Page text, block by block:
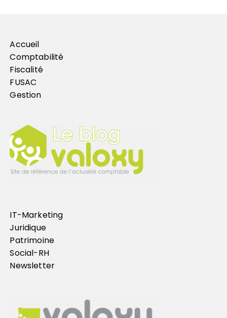
Accueil
Comptabilité
Fiscalité
FUSAC
Gestion
IT-Marketing
Juridique
Patrimoine
Social-RH
Newsletter